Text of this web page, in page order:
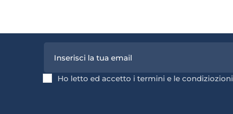
Ho letto ed accetto i termini e le condiziozioni